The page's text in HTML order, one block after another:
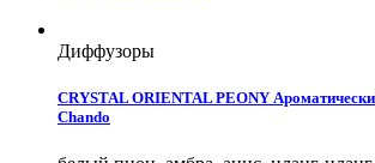
Диффузоры
CRYSTAL ORIENTAL PEONY
Chando